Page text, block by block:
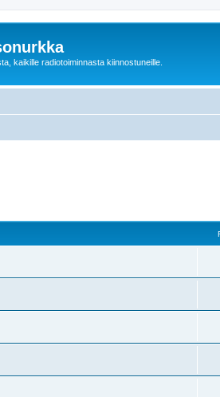
kaikille radiotoiminnasta kiinnostuneille.